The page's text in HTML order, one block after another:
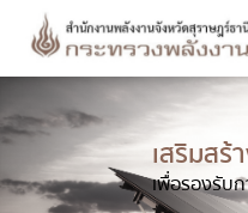
เสริมส
เพื่อรองรับ